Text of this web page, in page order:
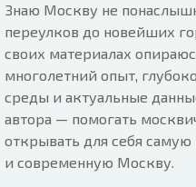
Знаю Москву не
переулков до новейших
своих материалах
многолетний опыт,
среды и актуальные
автора — помогать
открывать для себя
и современную Москву.